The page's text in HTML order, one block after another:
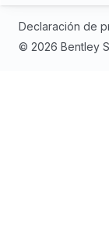
© 2026 Bentley
Declaración de